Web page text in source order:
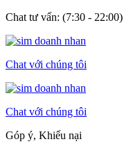
Chat tư vấn: (7:30 - 22:00)
Chat với chúng tôi
Chat với chúng tôi
Góp ý, Khiếu nại